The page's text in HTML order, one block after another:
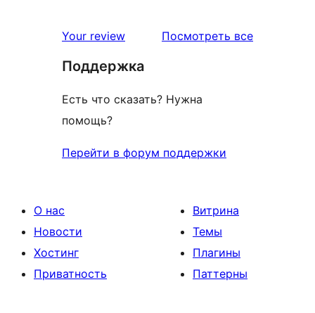
звездный
Your review Посмотреть всеотзывы
Поддержка
Есть что сказать? Нужна
помощь?
Перейти в форум поддержки
О нас
Новости
Хостинг
Приватность
Витрина
Темы
Плагины
Паттерны